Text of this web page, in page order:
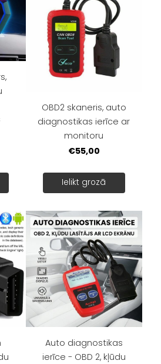
OBD2 skaneris, auto
diagnostikas ierīce ar
monitoru
€55,00
Ielikt grozā
Auto diagnostikas
ierīce - OBD 2, kļūdu